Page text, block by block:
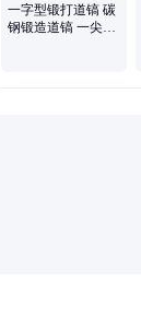
一字型锻打道镐 碳
钢锻造道镐 一尖头